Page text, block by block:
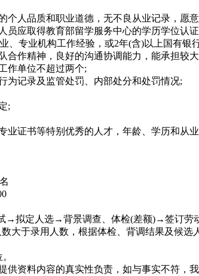
人品质和职业道德，无不良从业记录，愿
应取得教育部留学服务中心的学历学位认
专业机构工作经验，或2年(含)以上国有银
作精神，良好的沟通协调能力，能承担较
单位不超过两个;
记录及监管处罚、内部处分和处罚情况;
;
证书等特别优秀的人才，年龄、学历和从业
定人选→背景调查、体检(差额)→签订劳动
于录用人数，根据体检、背调结果及候选
资料内容的真实性负责，如与事实不符，我